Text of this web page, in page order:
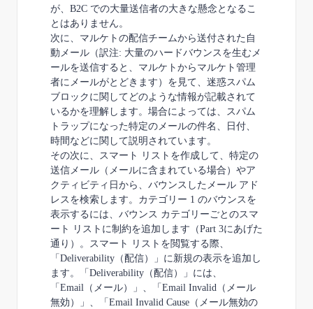
が、B2C での大量送信者の大きな懸念となるこ
とはありません。
次に、マルケトの配信チームから送付された自
動メール（訳注: 大量のハードバウンスを生むメ
ールを送信すると、マルケトからマルケト管理
者にメールがとどきます）を見て、迷惑スパム
ブロックに関して どのような情報が記載されて
いるかを理解します。場合によっては、スパム
トラップにな った特定のメールの件名、日付、
時間などに関して説明されています。
その次に、スマート リストを作成して、特定の
送信メール（メールに含まれている場合）やア
クティビティ日から、バウンスしたメール アド
レスを検索します。カテゴリー 1 のバウンスを
表示するには、バウンス カテゴリーごとのスマ
ート リストに制約を追加します（Part 3にあげた
通り）。スマート リストを閲覧する際、
「 Deliverability （配信）」に新規の表示を追加 し
ます。「 Deliverability （配信）」には、
「 Email （メール）」、「 Email Invalid （メール
無効）」、「 Email Invalid Cause （メール無効の